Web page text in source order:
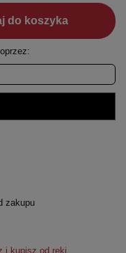
do koszyka
zakupu
i kupisz od ręki